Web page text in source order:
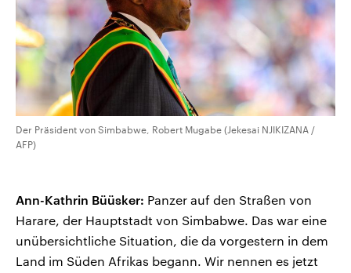
Der Präsident von Simbabwe, Robert Mugabe (Jekesai NJIKIZANA /
AFP)
Ann-Kathrin Büüsker: Panzer auf den Straßen von
Harare, der Hauptstadt von Simbabwe. Das war eine
unübersichtliche Situation, die da vorgestern in dem
Land im Süden Afrikas begann. Wir nennen es jetzt